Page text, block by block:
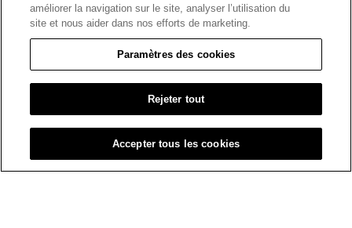
DÉCOUVREZ NOS PRODUITS
OÙ ACHETER
améliorer la navigation sur le site, analyser l’utilisation du
site et nous aider dans nos efforts de marketing.
Paramètres des cookies
Rejeter tout
Accepter tous les cookies